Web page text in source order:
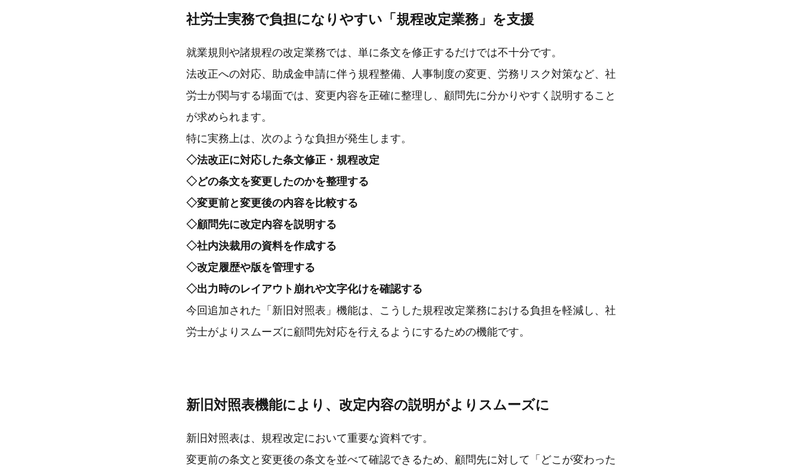
社労士実務で負担になりやすい「規程改定業務」を支援
就業規則や諸規程の改定業務では、単に条文を修正するだけでは不十分です。
法改正への対応、助成金申請に伴う規程整備、人事制度の変更、労務リスク対策など、社
労士が関与する場面では、変更内容を正確に整理し、顧問先に分かりやすく説明すること
が求められます。
特に実務上は、次のような負担が発生します。
◇法改正に対応した条文修正・規程改定
◇どの条文を変更したのかを整理する
◇変更前と変更後の内容を比較する
◇顧問先に改定内容を説明する
◇社内決裁用の資料を作成する
◇改定履歴や版を管理する
◇出力時のレイアウト崩れや文字化けを確認する
今回追加された「新旧対照表」機能は、こうした規程改定業務における負担を軽減し、社
労士がよりスムーズに顧問先対応を行えるようにするための機能です。
新旧対照表機能により、改定内容の説明がよりスムーズに
新旧対照表は、規程改定において重要な資料です。
変更前の条文と変更後の条文を並べて確認できるため、顧問先に対して「どこが変わった